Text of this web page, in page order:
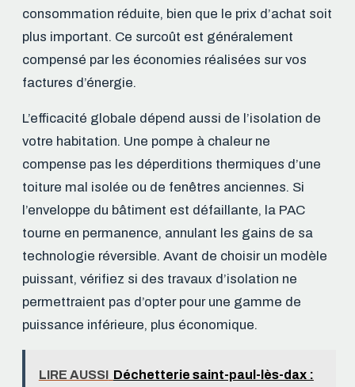
consommation réduite, bien que le prix d’achat soit
plus important. Ce surcoût est généralement
compensé par les économies réalisées sur vos
factures d’énergie.
L’efficacité globale dépend aussi de l’isolation de
votre habitation. Une pompe à chaleur ne
compense pas les déperditions thermiques d’une
toiture mal isolée ou de fenêtres anciennes. Si
l’enveloppe du bâtiment est défaillante, la PAC
tourne en permanence, annulant les gains de sa
technologie réversible. Avant de choisir un modèle
puissant, vérifiez si des travaux d’isolation ne
permettraient pas d’opter pour une gamme de
puissance inférieure, plus économique.
LIRE AUSSI Déchetterie saint-paul-lès-dax :